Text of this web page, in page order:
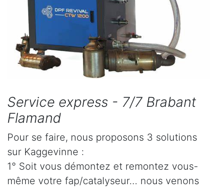
Service express - 7/7 Brabant
Flamand
Pour se faire, nous proposons 3 solutions
sur Kaggevinne :
1° Soit vous démontez et remontez vous-
même votre fap/catalyseur… nous venons